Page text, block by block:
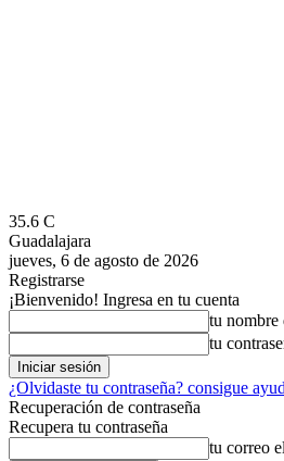
35.6 C
Guadalajara
jueves, 6 de agosto de 2026
Registrarse
¡Bienvenido! Ingresa en tu cuenta
tu nombre
tu
¿Olvidaste tu contraseña? consigue
Recuperación de contraseña
Recupera tu contraseña
tu correo